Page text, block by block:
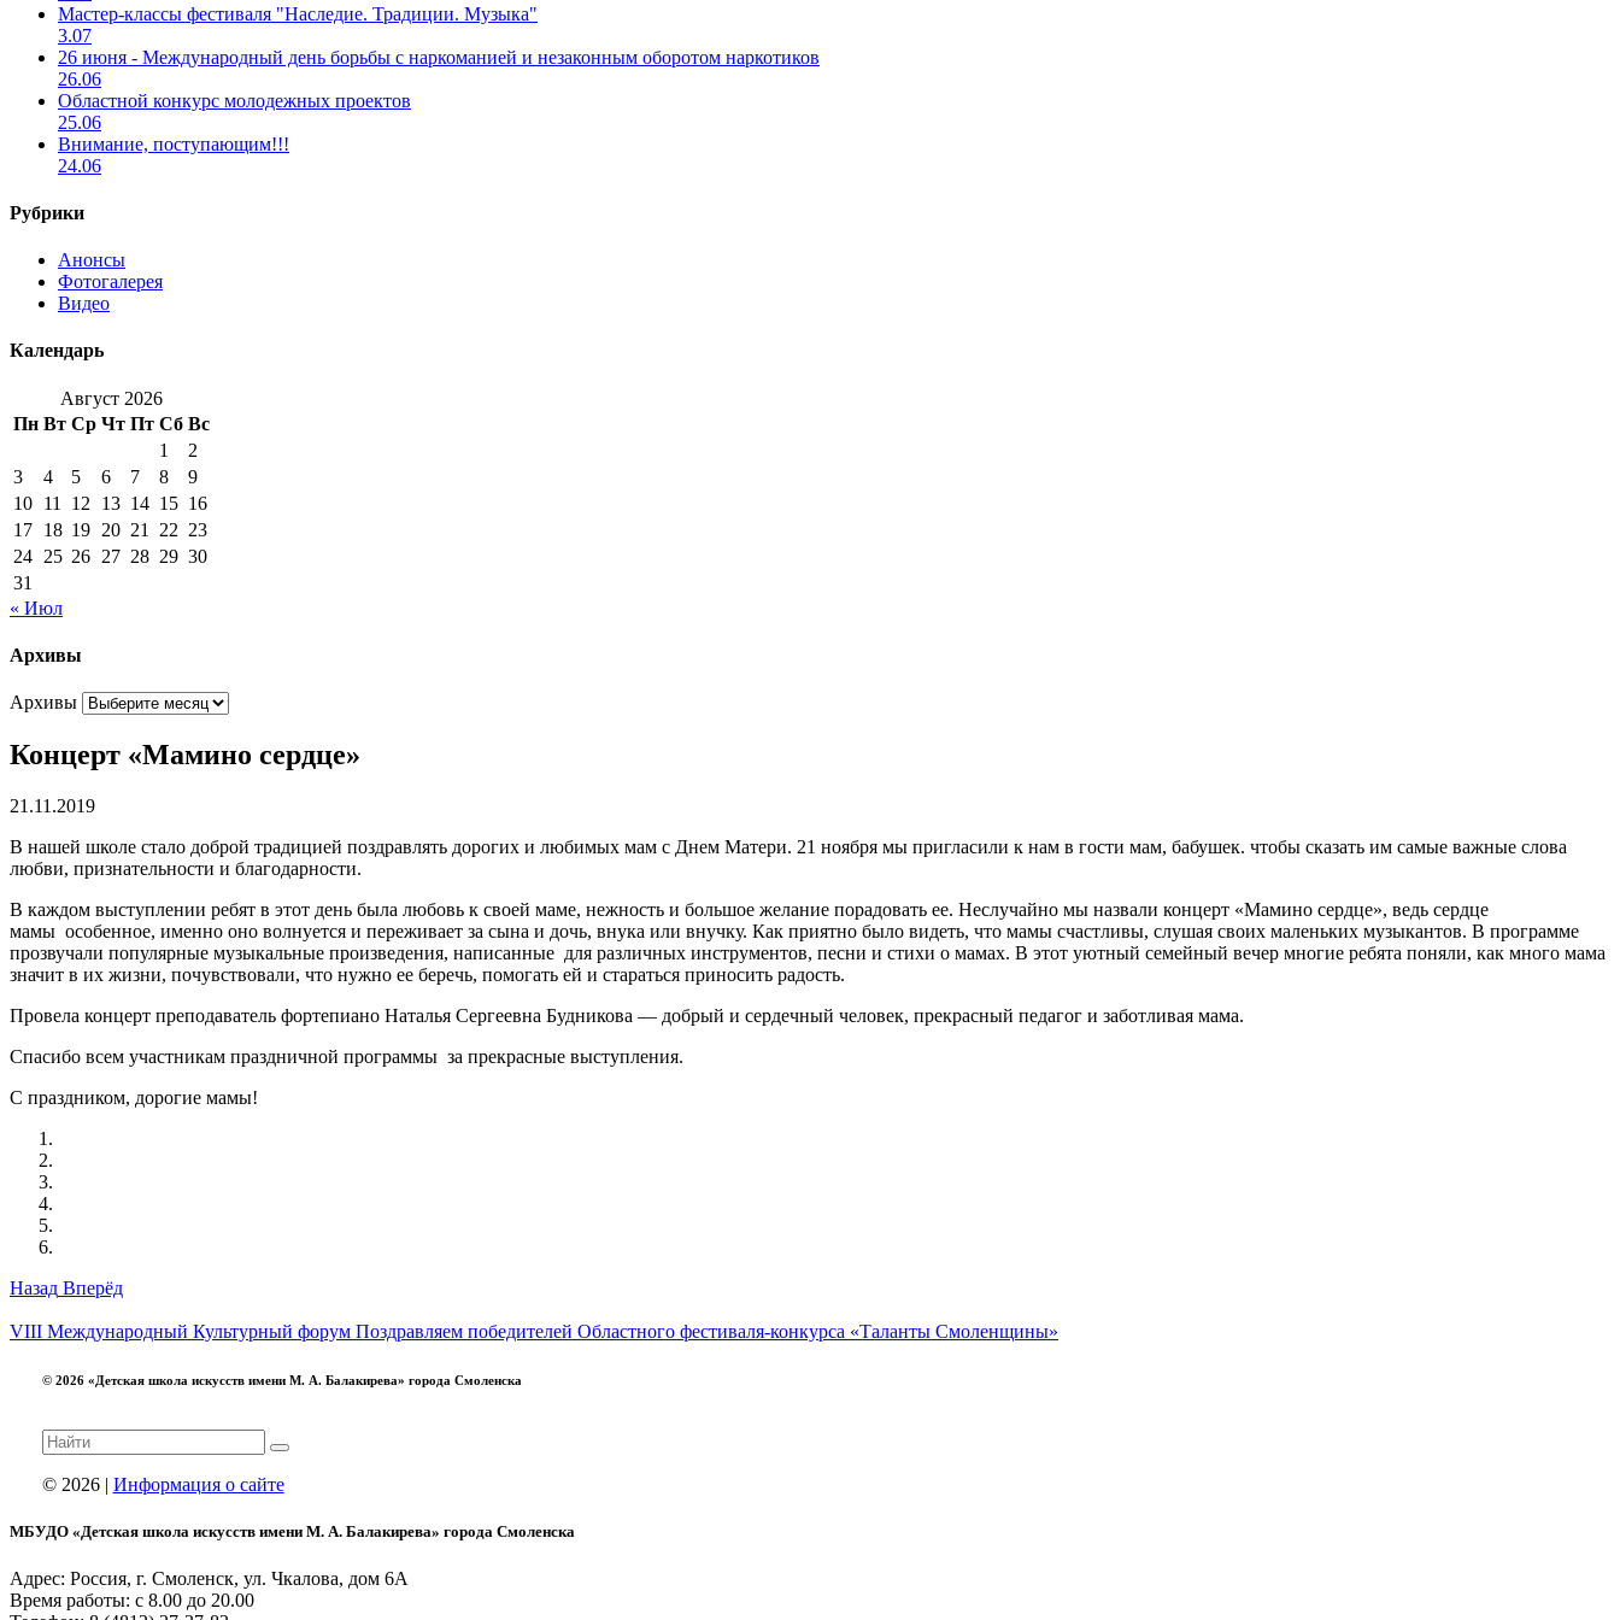
Мастер-классы фестиваля "Наследие. Традиции. Музыка"
3.07
26 июня - Международный день борьбы с наркоманией и незаконным оборотом наркотиков
26.06
Областной конкурс молодежных проектов
25.06
Внимание, поступающим!!!
24.06
Рубрики
Анонсы
Фотогалерея
Видео
Календарь
Август 2026
Пн Вт Ср Чт Пт Сб Вс
1
2
3
4 5 6 7 8
9
10 11 12 13 14 15 16
17 18 19 20 21 22 23
24 25 26 27 28 29 30
31
« Июл
Архивы
Архивы
Концерт «Мамино сердце»
21.11.2019
В нашей школе стало доброй традицией поздравлять дорогих и любимых мам с Днем Матери. 21 ноября мы пригласили к нам в гости мам, бабушек. чтобы сказать им самые важные слова
любви, признательности и благодарности.
В каждом выступлении ребят в этот день была любовь к своей маме, нежность и большое желание порадовать ее. Неслучайно мы назвали концерт «Мамино сердце», ведь сердце
мамы особенное, именно оно волнуется и переживает за сына и дочь, внука или внучку. Как приятно было видеть, что мамы счастливы, слушая своих маленьких музыкантов. В программе
прозвучали популярные музыкальные произведения, написанные для различных инструментов, песни и стихи о мамах. В этот уютный семейный вечер многие ребята поняли, как много мама
значит в их жизни, почувствовали, что нужно ее беречь, помогать ей и стараться приносить радость.
Провела концерт преподаватель фортепиано Наталья Сергеевна Будникова — добрый и сердечный человек, прекрасный педагог и заботливая мама.
Спасибо всем участникам праздничной программы за прекрасные выступления.
С праздником, дорогие мамы!
Назад Вперёд
VIII Международный Культурный форум Поздравляем победителей Областного фестиваля-конкурса «Таланты Смоленщины»
© 2026 «Детская школа искусств имени М. А. Балакирева» города Смоленска
© 2026 | Информация о сайте
МБУДО «Детская школа искусств имени М. А. Балакирева» города Смоленска
Адрес: Россия, г. Смоленск, ул. Чкалова, дом 6А
Время работы: с 8.00 до 20.00